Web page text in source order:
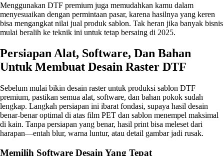
Menggunakan DTF premium juga memudahkan kamu dalam
menyesuaikan dengan permintaan pasar, karena hasilnya yang keren
bisa mengangkat nilai jual produk sablon. Tak heran jika banyak bisnis
mulai beralih ke teknik ini untuk tetap bersaing di 2025.
Persiapan Alat, Software, Dan Bahan
Untuk Membuat Desain Raster DTF
Sebelum mulai bikin desain raster untuk produksi sablon DTF
premium, pastikan semua alat, software, dan bahan pokok sudah
lengkap. Langkah persiapan ini ibarat fondasi, supaya hasil desain
benar-benar optimal di atas film PET dan sablon menempel maksimal
di kain. Tanpa persiapan yang benar, hasil print bisa meleset dari
harapan—entah blur, warna luntur, atau detail gambar jadi rusak.
Memilih Software Desain Yang Tepat